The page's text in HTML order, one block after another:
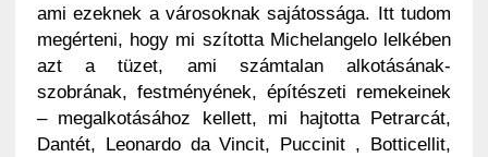
ami ezeknek a városoknak sajátossága. Itt tudom
megérteni, hogy mi szította Michelangelo lelkében
azt a tüzet, ami számtalan alkotásának-
szobrának, festményének, építészeti remekeinek
– megalkotásához kellett, mi hajtotta Petrarcát,
Dantét, Leonardo da Vincit, Puccinit , Botticellit,